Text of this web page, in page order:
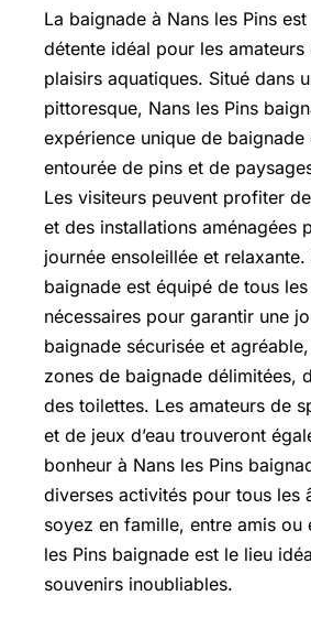
La baignade à Nans les Pins
détente idéal pour les
plaisirs aquatiques. Situé dans
pittoresque, Nans les Pins
expérience unique de baignade
entourée de pins et de
Les visiteurs peuvent profiter
et des installations aménagées
journée ensoleillée et relaxante.
baignade est équipé de tous
nécessaires pour garantir une
baignade sécurisée et
zones de baignade délimitées,
des toilettes. Les amateurs de
et de jeux d’eau trouveront
bonheur à Nans les Pins
diverses activités pour tous les
soyez en famille, entre amis ou
les Pins baignade est le lieu
souvenirs inoubliables.